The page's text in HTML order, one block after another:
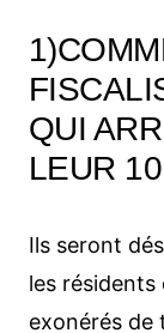
QUI
LEUR
Ils seront
les résidents
exonérés de